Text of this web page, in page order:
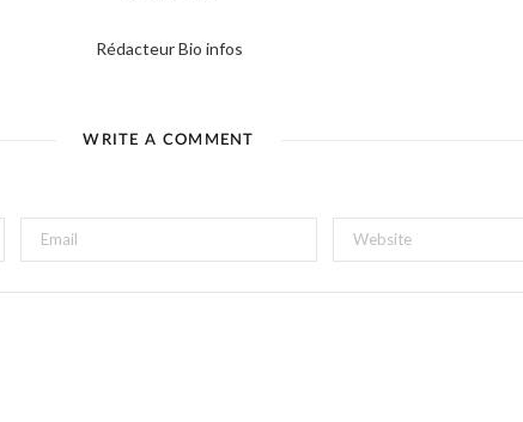
Rédacteur Bio infos
WRITE A COMMENT